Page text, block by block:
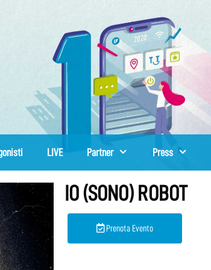
LIVE Partner Press
IO (SONO) ROBOT
Prenota Evento